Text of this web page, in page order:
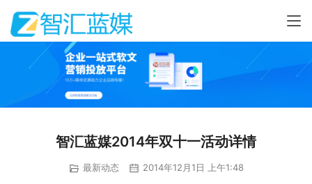
智汇蓝媒2014年双十一活动详情
最新动态 2014年12月1日 上午1:48